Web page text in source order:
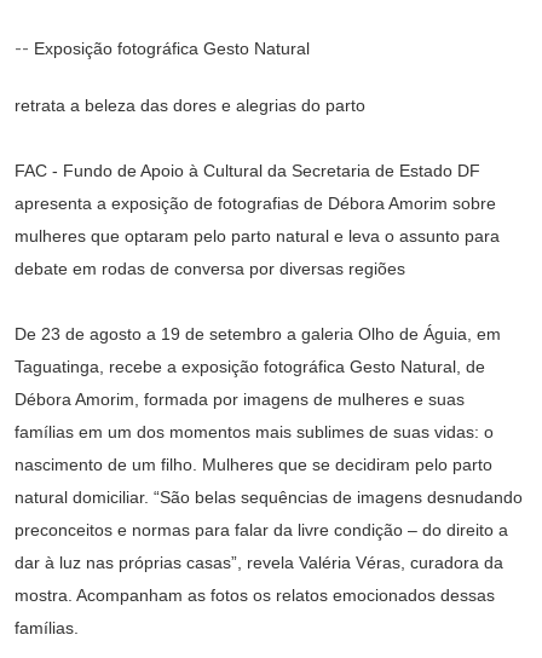
-- Exposição fotográfica Gesto Natural
retrata a beleza das dores e alegrias do parto
FAC - Fundo de Apoio à Cultural da Secretaria de Estado DF
apresenta a exposição de fotografias de Débora Amorim sobre
mulheres que optaram pelo parto natural e leva o assunto para
debate em rodas de conversa por diversas regiões
De 23 de agosto a 19 de setembro a galeria Olho de Águia, em
Taguatinga, recebe a exposição fotográfica Gesto Natural, de
Débora Amorim, formada por imagens de mulheres e suas
famílias em um dos momentos mais sublimes de suas vidas: o
nascimento de um filho. Mulheres que se decidiram pelo parto
natural domiciliar. “São belas sequências de imagens desnudando
preconceitos e normas para falar da livre condição – do direito a
dar à luz nas próprias casas”, revela Valéria Véras, curadora da
mostra. Acompanham as fotos os relatos emocionados dessas
famílias.